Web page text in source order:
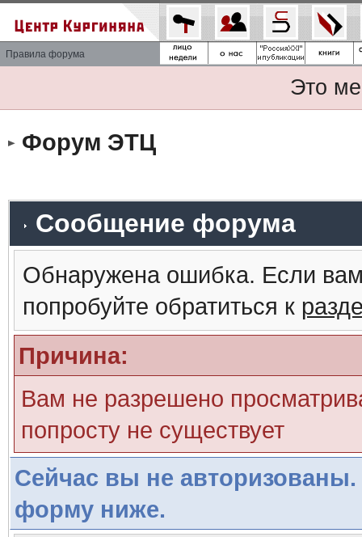
Правила форума
Это
Форум ЭТЦ
Сообщение форума
Обнаружена ошибка. Если
попробуйте обратиться к
Причина:
Вам не разрешено
попросту не существует
Сейчас вы не авторизованы.
форму ниже.